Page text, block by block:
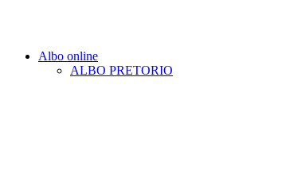
Albo online
ALBO PRETORIO